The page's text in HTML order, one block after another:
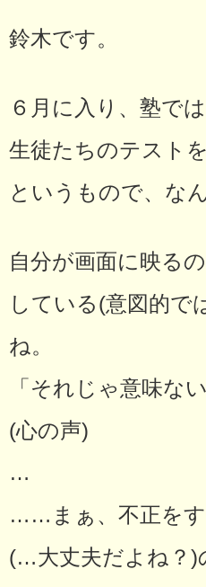
鈴木です。
６月に入り、塾で
生徒たちのテスト
というもので、な
自分が画面に映る
している(意図的で
ね。
「それじゃ意味
(心の声)
…
……まぁ、不正をす
(…大丈夫だよね？)